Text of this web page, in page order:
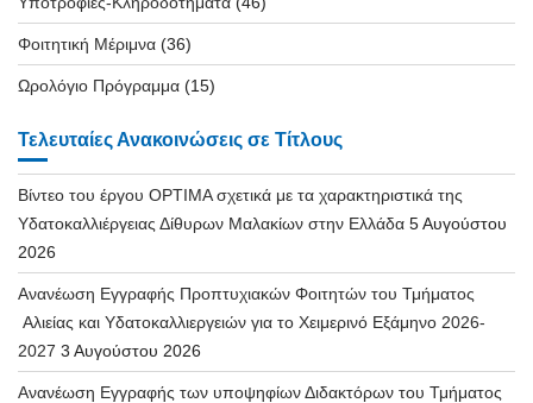
Φοιτητική Μέριμνα (36)
Ωρολόγιο Πρόγραμμα (15)
Τελευταίες Ανακοινώσεις σε Τίτλους
Βίντεο του έργου OPTIMA σχετικά με τα χαρακτηριστικά της
Υδατοκαλλιέργειας Δίθυρων Μαλακίων στην Ελλάδα 5 Αυγούστου
2026
Ανανέωση Εγγραφής Προπτυχιακών Φοιτητών του Τμήματος
Αλιείας και Υδατοκαλλιεργειών για το Χειμερινό Εξάμηνο 2026-
2027 3 Αυγούστου 2026
Ανανέωση Εγγραφής των υποψηφίων Διδακτόρων του Τμήματος